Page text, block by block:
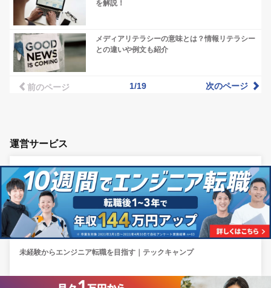
を解説！
メディアリテラシーの意味とは？情報リテラシー
との違いや例文も紹介
前のページ 1/19 次のページ
運営サービス
未経験からエンジニア転職を目指す｜テックキャンプ